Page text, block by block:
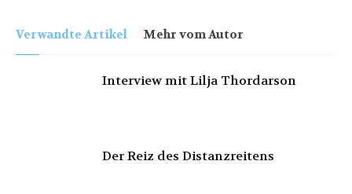
Verwandte Artikel Mehr vom Autor
Interview mit Lilja Thordarson
Der Reiz des Distanzreitens